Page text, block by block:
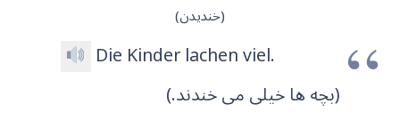
(خندیدن)
Die Kinder lachen viel.
(بچه ها خیلی می خندند.)